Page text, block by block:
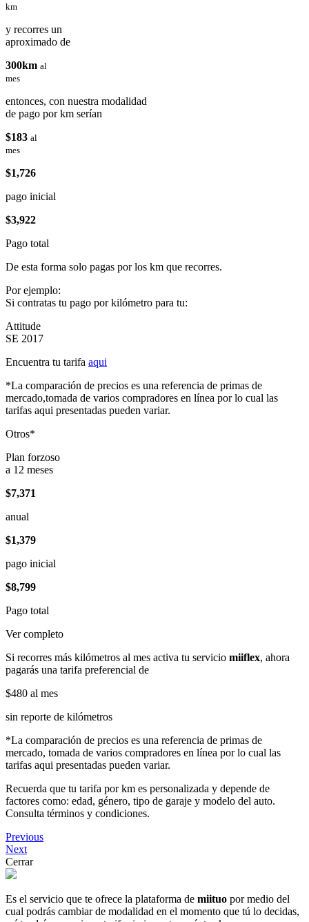
km
y recorres un
aproximado de
300km al
mes
entonces, con nuestra modalidad
de pago por km serían
$183 al
mes
$1,726
pago inicial
$3,922
Pago total
De esta forma solo pagas por los km que recorres.
Por ejemplo:
Si contratas tu pago por kilómetro para tu:
Attitude
SE 2017
Encuentra tu tarifa aqui
*La comparación de precios es una referencia de primas de
mercado,tomada de varios compradores en línea por lo cual las
tarifas aqui presentadas pueden variar.
Otros*
Plan forzoso
a 12 meses
$7,371
anual
$1,379
pago inicial
$8,799
Pago total
Ver completo
Si recorres más kilómetros al mes activa tu servicio miiflex, ahora
pagarás una tarifa preferencial de
$480 al mes
sin reporte de kilómetros
*La comparación de precios es una referencia de primas de
mercado, tomada de varios compradores en línea por lo cual las
tarifas aqui presentadas pueden variar.
Recuerda que tu tarifa por km es personalizada y depende de
factores como: edad, género, tipo de garaje y modelo del auto.
Consulta términos y condiciones.
Previous
Next
Cerrar
Es el servicio que te ofrece la plataforma de miituo por medio del
cual podrás cambiar de modalidad en el momento que tú lo decidas,